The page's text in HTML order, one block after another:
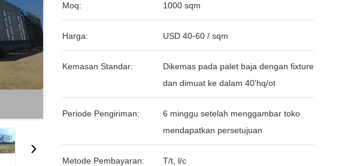
Moq: 1000 sqm
Harga: USD 40-60 / sqm
Kemasan Standar:
Dikemas pada palet baja dengan fixture
dan dimuat ke dalam 40'hq/ot
Periode Pengiriman:
6 minggu setelah menggambar toko
mendapatkan persetujuan
Metode Pembayaran: T/t, l/c